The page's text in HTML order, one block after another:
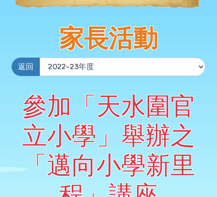
家長活動
返回
參加「天水圍官
立小學」舉辦之
「邁向小學新里